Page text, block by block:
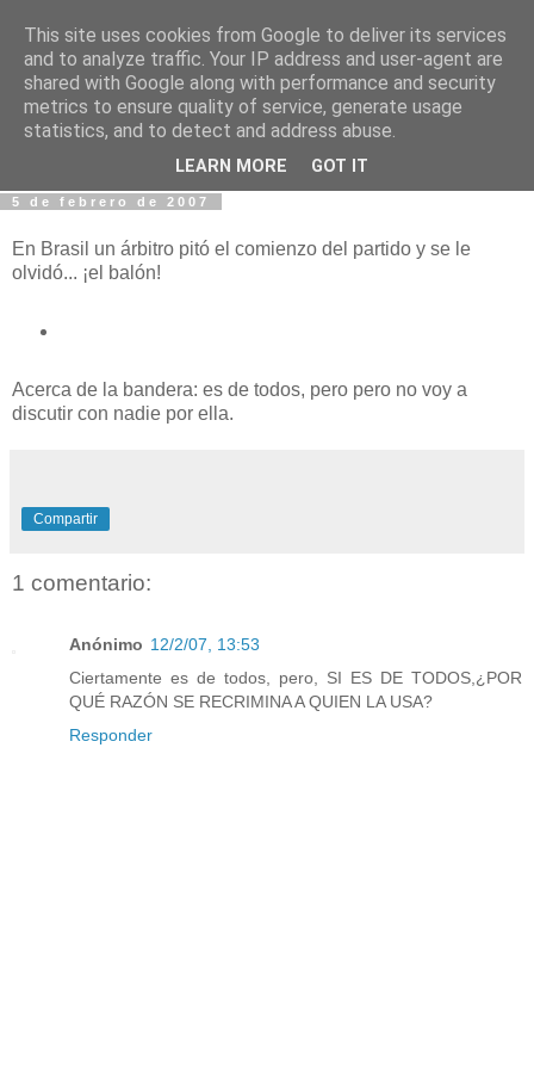
Fotos y Cosas
Miguel Sáenz de Santa María Elizalde
"Un blog es como un diario, pero sin candado".
5 de febrero de 2007
En Brasil un árbitro pitó el comienzo del partido y se le
olvidó... ¡el balón!
Acerca de la bandera: es de todos, pero pero no voy a
discutir con nadie por ella.
Compartir
1 comentario:
Anónimo 12/2/07, 13:53
Ciertamente es de todos, pero, SI ES DE TODOS,¿POR
QUÉ RAZÓN SE RECRIMINA A QUIEN LA USA?
Responder
This site uses cookies from Google to deliver its services
and to analyze traffic. Your IP address and user-agent are
shared with Google along with performance and security
metrics to ensure quality of service, generate usage
statistics, and to detect and address abuse.
LEARN MORE GOT IT